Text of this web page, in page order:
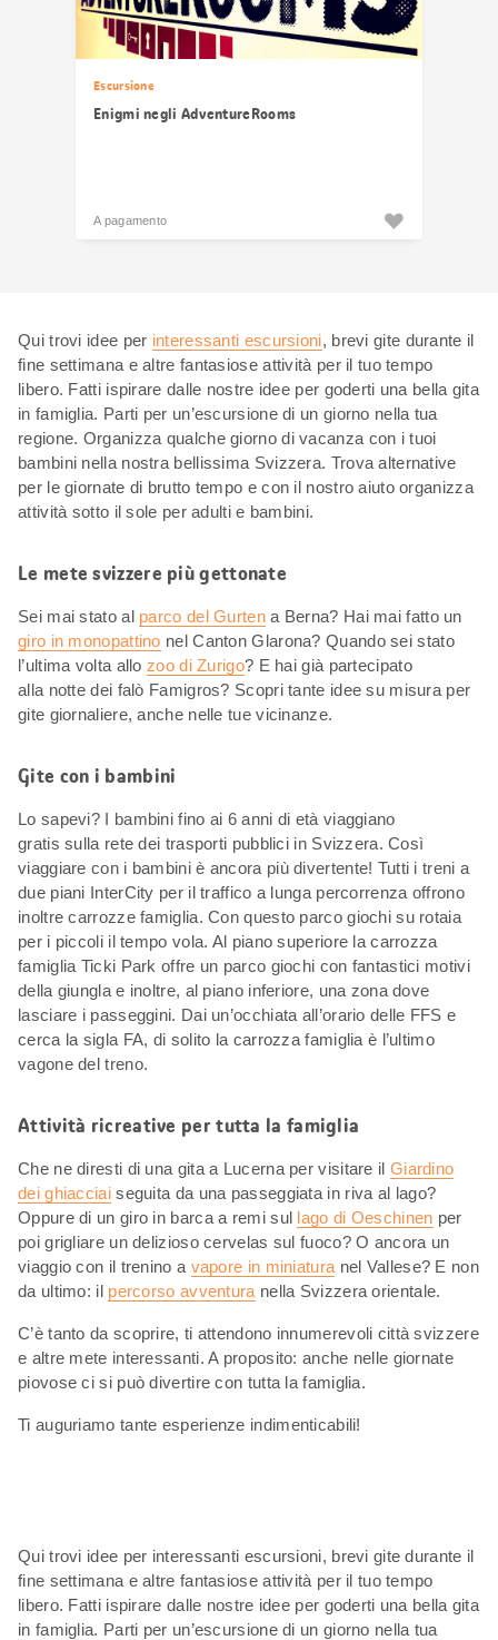
Escursione
Enigmi negli AdventureRooms
A pagamento
Qui trovi idee per interessanti escursioni, brevi gite durante il
fine settimana e altre fantasiose attività per il tuo tempo
libero. Fatti ispirare dalle nostre idee per goderti una bella gita
in famiglia. Parti per un’escursione di un giorno nella tua
regione. Organizza qualche giorno di vacanza con i tuoi
bambini nella nostra bellissima Svizzera. Trova alternative
per le giornate di brutto tempo e con il nostro aiuto organizza
attività sotto il sole per adulti e bambini.
Le mete svizzere più gettonate
Sei mai stato al parco del Gurtena Berna? Hai mai fatto un
giro in monopattino nel Canton Glarona? Quando sei stato
l’ultima volta allozoo di Zurigo? E hai già partecipato
alla notte dei falò Famigros? Scopri tante idee su misura per
gite giornaliere, anche nelle tue vicinanze.
Gite con i bambini
Lo sapevi? I bambini fino ai 6 anni di età viaggiano
gratis sulla rete dei trasporti pubblici in Svizzera. Così
viaggiare con i bambini è ancora più divertente! Tutti i treni a
due piani InterCity per il traffico a lunga percorrenza offrono
inoltre carrozze famiglia. Con questo parco giochi su rotaia
per i piccoli il tempo vola. Al piano superiore la carrozza
famiglia Ticki Park offre un parco giochi con fantastici motivi
della giungla e inoltre, al piano inferiore, una zona dove
lasciare i passeggini. Dai un’occhiata all’orario delle FFS e
cerca la sigla FA, di solito la carrozza famiglia è l’ultimo
vagone del treno.
Attività ricreative per tutta la famiglia
Che ne diresti di una gita a Lucerna per visitare il Giardino
dei ghiacciaiseguita da una passeggiata in riva al lago?
Oppure di un giro in barca a remi sul lago di Oeschinen per
poi grigliare un delizioso cervelas sul fuoco? O ancora un
viaggio con il trenino a vapore in miniatura nel Vallese? E non
da ultimo: il percorso avventura nella Svizzera orientale.
C’è tanto da scoprire, ti attendono innumerevoli città svizzere
e altre mete interessanti. A proposito: anche nelle giornate
piovose ci si può divertire con tutta la famiglia.
Ti auguriamo tante esperienze indimenticabili!
Qui trovi idee per interessanti escursioni, brevi gite durante il
fine settimana e altre fantasiose attività per il tuo tempo
libero. Fatti ispirare dalle nostre idee per goderti una bella gita
in famiglia. Parti per un’escursione di un giorno nella tua